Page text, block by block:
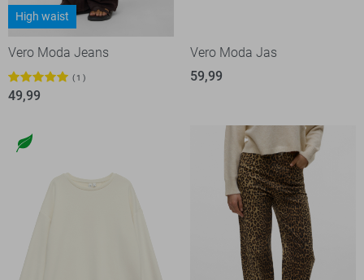
High waist
Vero Moda Jeans
1
49,99
Vero Moda Jas
59,99